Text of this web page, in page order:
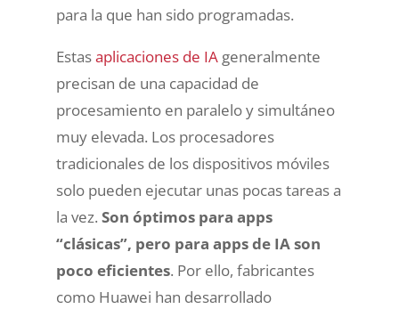
para la que han sido programadas.
Estasaplicaciones de IAgeneralmente
precisan de una capacidad de
procesamiento en paralelo y simultáneo
muy elevada. Los procesadores
tradicionales de los dispositivos móviles
solo pueden ejecutar unas pocas tareas a
la vez. Son óptimos para apps
“clásicas”, pero para apps de IA son
poco eficientes. Por ello, fabricantes
como Huawei han desarrollado